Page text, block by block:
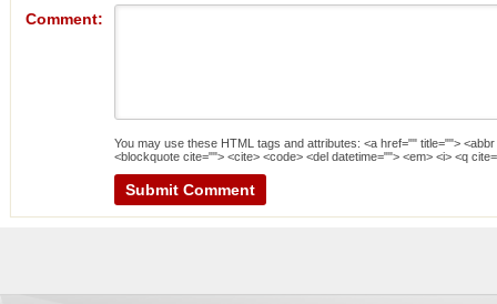
Comment:
You may use these HTML tags and attributes: <a href="" title="">
<blockquote cite=""> <cite> <code> <del datetime=""> <em> <i> <q